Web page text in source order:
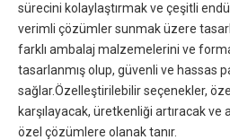
sürecini kolaylaştırmak ve çeşitli
verimli çözümler sunmak üzere
farklı ambalaj malzemelerini ve
tasarlanmış olup, güvenli ve hassas
sağlar.Özelleştirilebilir seçenekler,
karşılayacak, üretkenliği artıracak ve
özel çözümlere olanak tanır.